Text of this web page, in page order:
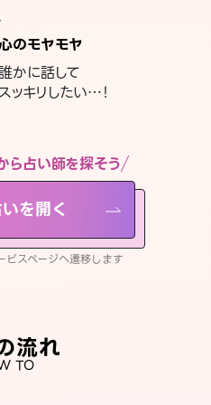
のモヤモヤ
かに話して
ッキリしたい…！
ら占い師を探そう
を開く
スページへ遷移します
流れ
TO